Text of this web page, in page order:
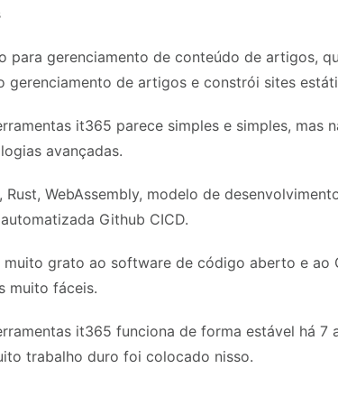
para gerenciamento de conteúdo de artigos,
gerenciamento de artigos e constrói sites
it365 parece simples e simples, mas
avançadas.
Rust, WebAssembly, modelo de
Github CICD.
muito grato ao software de código aberto e ao
muito fáceis.
it365 funciona de forma estável há 7
trabalho duro foi colocado nisso.